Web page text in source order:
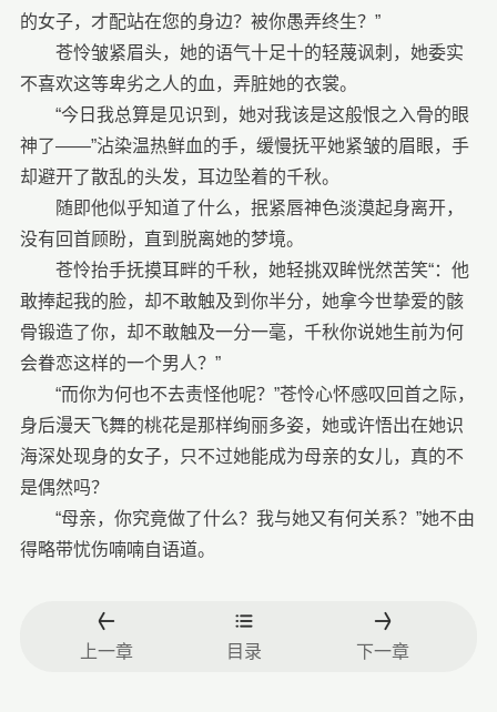
的女子，才配站在您的身边？被你愚弄终生？”
苍怜皱紧眉头，她的语气十足十的轻蔑讽刺，她委实
不喜欢这等卑劣之人的血，弄脏她的衣裳。
“今日我总算是见识到，她对我该是这般恨之入骨的眼
神了——”沾染温热鲜血的手，缓慢抚平她紧皱的眉眼，手
却避开了散乱的头发，耳边坠着的千秋。
随即他似乎知道了什么，抿紧唇神色淡漠起身离开，
没有回首顾盼，直到脱离她的梦境。
苍怜抬手抚摸耳畔的千秋，她轻挑双眸恍然苦笑“：他
敢捧起我的脸，却不敢触及到你半分，她拿今世挚爱的骸
骨锻造了你，却不敢触及一分一毫，千秋你说她生前为何
会眷恋这样的一个男人？”
“而你为何也不去责怪他呢？”苍怜心怀感叹回首之际，
身后漫天飞舞的桃花是那样绚丽多姿，她或许悟出在她识
海深处现身的女子，只不过她能成为母亲的女儿，真的不
是偶然吗？
“母亲，你究竟做了什么？我与她又有何关系？”她不由
得略带忧伤喃喃自语道。
上一章 目录 下一章